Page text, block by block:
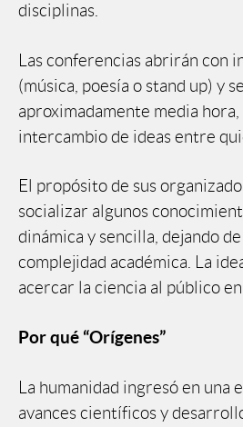
disciplinas.
Las conferencias abrirán con
(música, poesía o stand up) y
aproximadamente media
intercambio de ideas entre
El propósito de sus
socializar algunos
dinámica y sencilla, dejando
complejidad académica. La
acercar la ciencia al público en
Por qué “Orígenes”
La humanidad ingresó en una
avances científicos y